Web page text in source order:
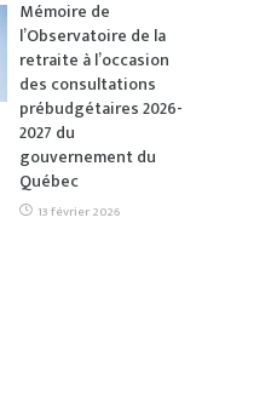
Mémoire de
l’Observatoire de la
retraite à l’occasion
des consultations
prébudgétaires 2026-
2027 du
gouvernement du
Québec
13 février 2026